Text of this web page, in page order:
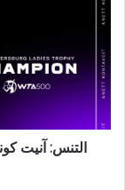
التنس: آنيت